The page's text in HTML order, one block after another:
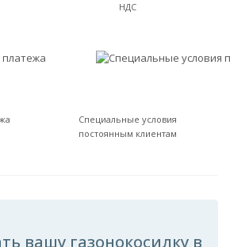
НДС
Специальные условия
постоянным клиентам
вашу газонокосилку в